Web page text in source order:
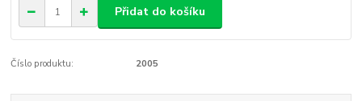
Přidat do košíku
Číslo produktu: 2005